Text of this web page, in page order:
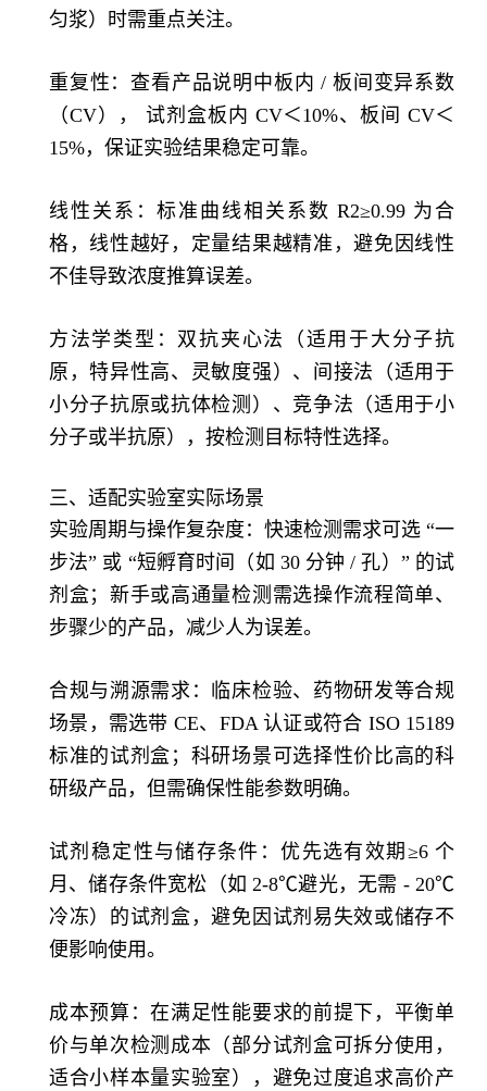
匀浆）时需重点关注。
重复性：查看产品说明中板内 / 板间变异系数
（CV）， 试剂盒板内 CV＜10%、板间 CV＜
15%，保证实验结果稳定可靠。
线性关系：标准曲线相关系数 R2≥0.99 为合
格，线性越好，定量结果越精准，避免因线性
不佳导致浓度推算误差。
方法学类型：双抗夹心法（适用于大分子抗
原，特异性高、灵敏度强）、间接法（适用于
小分子抗原或抗体检测）、竞争法（适用于小
分子或半抗原），按检测目标特性选择。
三、适配实验室实际场景
实验周期与操作复杂度：快速检测需求可选 “一
步法” 或 “短孵育时间（如 30 分钟 / 孔）” 的试
剂盒；新手或高通量检测需选操作流程简单、
步骤少的产品，减少人为误差。
合规与溯源需求：临床检验、药物研发等合规
场景，需选带 CE、FDA 认证或符合 ISO 15189
标准的试剂盒；科研场景可选择性价比高的科
研级产品，但需确保性能参数明确。
试剂稳定性与储存条件：优先选有效期≥6 个
月、储存条件宽松（如 2-8℃避光，无需 - 20℃
冷冻）的试剂盒，避免因试剂易失效或储存不
便影响使用。
成本预算：在满足性能要求的前提下，平衡单
价与单次检测成本（部分试剂盒可拆分使用，
适合小样本量实验室），避免过度追求高价产